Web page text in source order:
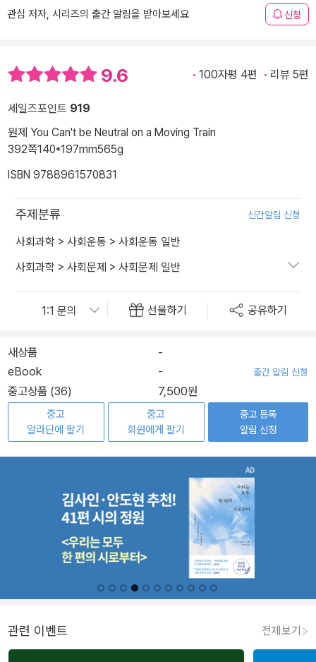
관심 저자, 시리즈의 출간 알림을 받아보세요 신청
9.6 100자평 4편 리뷰 5편
세일즈포인트 919
원제 You Can't be Neutral on a Moving Train
392쪽140*197mm565g
ISBN 9788961570831
주제분류 신간알림 신청
사회과학 > 사회운동 > 사회운동 일반
사회과학 > 사회문제 > 사회문제 일반
선물하기 공유하기
새상품
-
eBook
- 출간 알림 신청
중고상품 (36) 7,500원
중고
알라딘에 팔기
중고
회원에게 팔기
중고 등록
알림 신청
관련 이벤트 전체보기